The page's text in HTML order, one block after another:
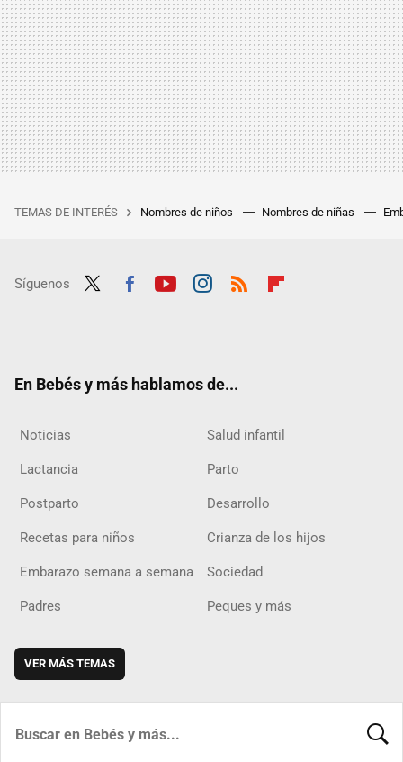
TEMAS DE INTERÉS Nombres de niños Nombres de niñas
Síguenos
En Bebés y más hablamos de...
Noticias Salud infantil
Lactancia Parto
Postparto Desarrollo
Recetas para niños Crianza de los hijos
Embarazo semana a semana Sociedad
Padres Peques y más
VER MÁS TEMAS